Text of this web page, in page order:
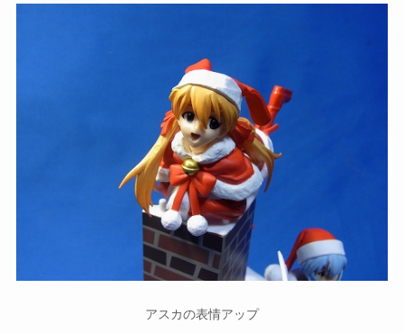
アスカの表情アップ